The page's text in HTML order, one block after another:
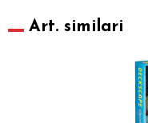
Art. similari